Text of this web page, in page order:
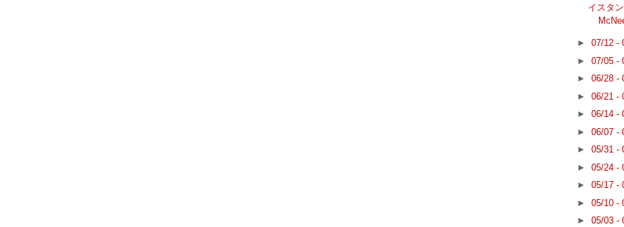
イスタ
► 07/12 -
► 07/05 -
► 06/28 -
► 06/21 -
► 06/14 -
► 06/07 -
► 05/31 -
► 05/24 -
► 05/17 -
► 05/10 -
► 05/03 -